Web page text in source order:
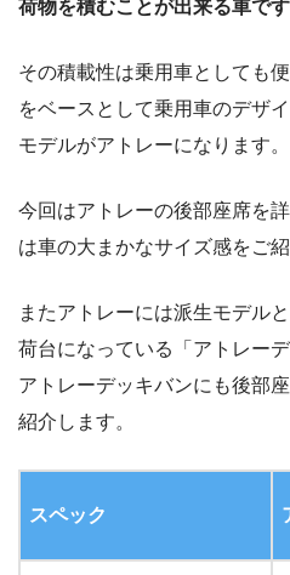
荷物を積むことが出来る車です
その積載性は乗用車としても
をベースとして乗用車のデザ
モデルがアトレーになります。
今回はアトレーの後部座席を
は車の大まかなサイズ感をご紹
またアトレーには派生モデル
荷台になっている「アトレー
アトレーデッキバンにも後部
紹介します。
スペック